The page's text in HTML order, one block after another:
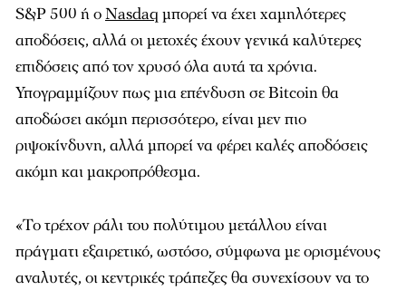
S&P 500 ή οNasdaq μπορεί να έχει χαμηλότερες
αποδόσεις, αλλά οι μετοχές έχουν γενικά καλύτερες
επιδόσεις από τον χρυσό όλα αυτά τα χρόνια.
Υπογραμμίζουν πως μια επένδυση σε Bitcoin θα
αποδώσει ακόμη περισσότερο, είναι μεν πιο
ριψοκίνδυνη, αλλά μπορεί να φέρει καλές αποδόσεις
ακόμη και μακροπρόθεσμα.
«Το τρέχον ράλι του πολύτιμου μετάλλου είναι
πράγματι εξαιρετικό, ωστόσο, σύμφωνα με ορισμένους
αναλυτές, οι κεντρικές τράπεζες θα συνεχίσουν να το